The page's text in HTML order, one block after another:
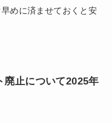
めに済ませておくと安
廃止について2025年